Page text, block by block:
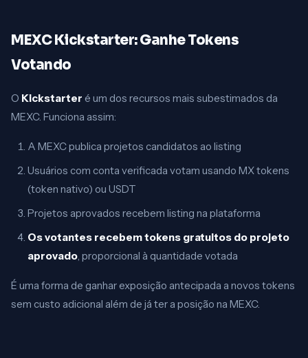
MEXC Kickstarter: Ganhe Tokens
Votando
O Kickstarter é um dos recursos mais subestimados da
MEXC. Funciona assim:
A MEXC publica projetos candidatos ao listing
Usuários com conta verificada votam usando MX tokens
(token nativo) ou USDT
Projetos aprovados recebem listing na plataforma
Os votantes recebem tokens gratuitos do projeto
aprovado, proporcional à quantidade votada
É uma forma de ganhar exposição antecipada a novos tokens
sem custo adicional além de já ter a posição na MEXC.